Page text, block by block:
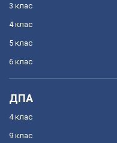
3 клас
4 клас
5 клас
6 клас
ДПА
4 клас
9 клас